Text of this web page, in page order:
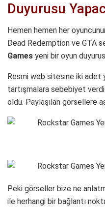
Duyurusu
Hemen hemen her
Dead Redemption ve GTA
Games yeni bir oyun
Resmi web sitesine iki
tartışmalara sebebiyet
oldu. Paylaşılan görsellere
Peki görseller bize ne
ile herhangi bir bağlantı